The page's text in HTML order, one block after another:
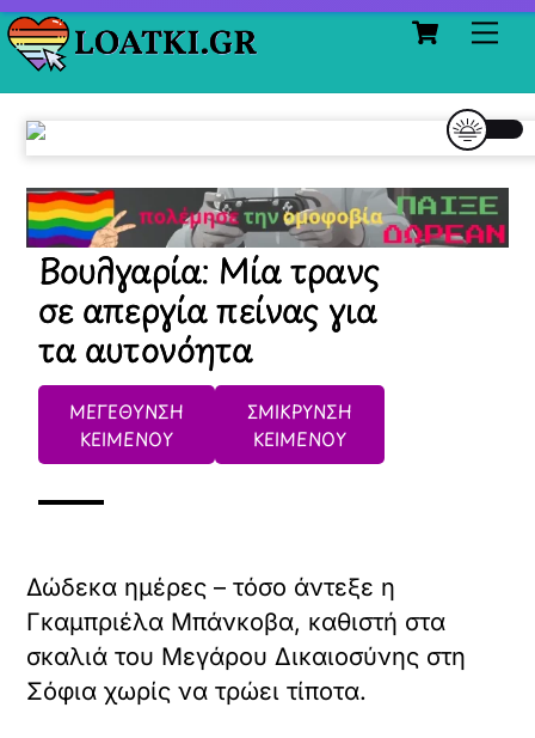
Skip
to
content
Cart
Βουλγαρία: Μία τρανς
σε απεργία πείνας για
τα αυτονόητα
ΜΕΓΕΘΥΝΣΗ
ΚΕΙΜΕΝΟΥ
ΣΜΙΚΡΥΝΣΗ
ΚΕΙΜΕΝΟΥ
Δώδεκα ημέρες – τόσο άντεξε η
Γκαμπριέλα Μπάνκοβα, καθιστή στα
σκαλιά του Μεγάρου Δικαιοσύνης στη
Σόφια χωρίς να τρώει τίποτα.